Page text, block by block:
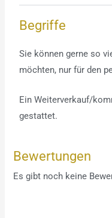
Begriffe
Sie können gerne so
möchten, nur für den
Ein Weiterverkauf/
gestattet.
Bewertungen
Es gibt noch keine